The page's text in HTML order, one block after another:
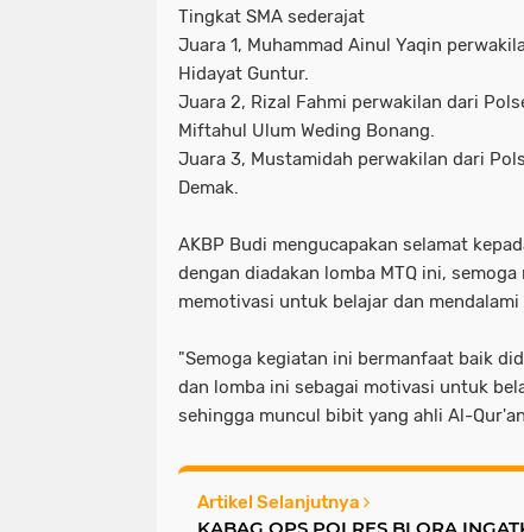
Tingkat SMA sederajat
Juara 1, Muhammad Ainul Yaqin
Hidayat Guntur.
Juara 2, Rizal Fahmi perwakilan dari
Miftahul Ulum Weding Bonang.
Juara 3, Mustamidah perwakilan dari
Demak.
AKBP Budi mengucapakan selamat
dengan diadakan lomba MTQ ini,
memotivasi untuk belajar dan mendalami
"Semoga kegiatan ini bermanfaat baik
dan lomba ini sebagai motivasi untuk
sehingga muncul bibit yang ahli Al-
Artikel Selanjutnya